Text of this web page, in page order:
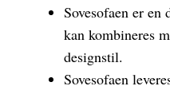
Sovesofaen er
kan kombineres
designstil.
Sovesofaen